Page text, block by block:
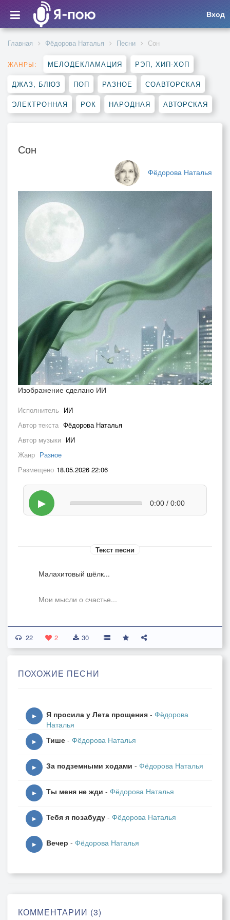
Вход
Главная Фёдорова Наталья Песни Сон
ЖАНРЫ: МЕЛОДЕКЛАМАЦИЯ РЭП, ХИП-ХОП
ДЖАЗ, БЛЮЗ ПОП РАЗНОЕ СОАВТОРСКАЯ
ЭЛЕКТРОННАЯ РОК НАРОДНАЯ АВТОРСКАЯ
Сон
Фёдорова Наталья
Изображение сделано ИИ
Исполнитель ИИ
Автор текста Фёдорова Наталья
Автор музыки ИИ
Жанр Разное
Размещено 18.05.2026 22:06
▶ 0:00 / 0:00
Текст песни
Малахитовый шёлк...
Мои мысли о счастье...
Город робко умолк...
Мы у неба во власти...
Малахитовый мир...
Малахитовый плен...
Малахитовый пир...
22 2 30
ПОХОЖИЕ ПЕСНИ
▶ Я просила у Лета прощения - Фёдорова
Наталья
▶ Тише - Фёдорова Наталья
▶ За подземными ходами - Фёдорова Наталья
▶ Ты меня не жди - Фёдорова Наталья
▶ Тебя я позабуду - Фёдорова Наталья
▶ Вечер - Фёдорова Наталья
КОММЕНТАРИИ (3)